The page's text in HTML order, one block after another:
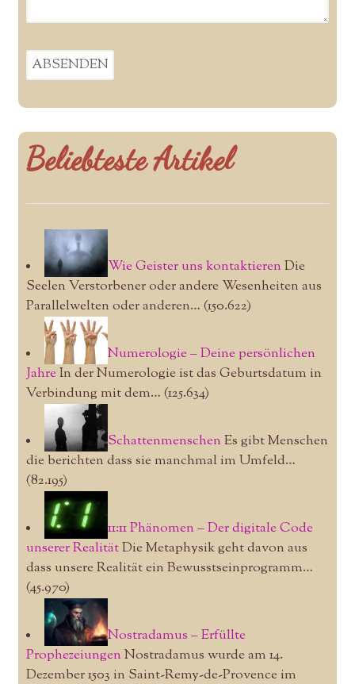
Beliebteste Artikel
Wie Geister uns kontaktierenDie
Seelen Verstorbener oder andere Wesenheiten aus
Parallelwelten oder anderen… (150.622)
Numerologie – Deine persönlichen
JahreIn der Numerologie ist das Geburtsdatum in
Verbindung mit dem… (125.634)
SchattenmenschenEs gibt Menschen
die berichten dass sie manchmal im Umfeld…
(82.195)
11:11 Phänomen – Der digitale Code
unserer RealitätDie Metaphysik geht davon aus
dass unsere Realität ein Bewusstseinprogramm…
(45.970)
Nostradamus – Erfüllte
ProphezeiungenNostradamus wurde am 14.
Dezember 1503 in Saint-Remy-de-Provence im